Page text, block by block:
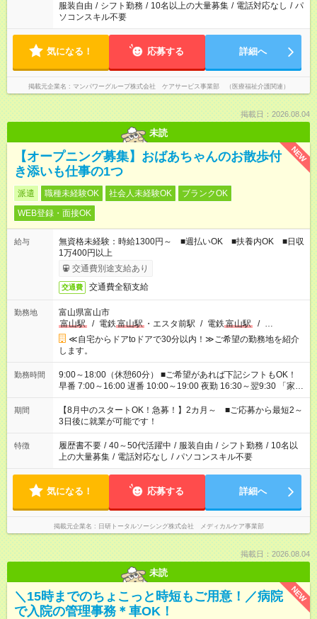
服装自由 / シフト勤務 / 10名以上の大量募集 / 電話対応なし / パ
ソコンスキル不要
気になる！ 応募する 詳細へ
掲載元企業名 マンパワーグループ株式会社 ケアサービス事業部 （医療福祉介護関連）
掲載日：2026.08.04
未読
NEW
【オープニング募集】おばあちゃんのお散歩付
き添いも仕事の1つ
派遣 職種未経験OK 社会人未経験OK
ブランクOK
WEB登録・面接OK
給与
無資格未経験：時給1300円～ ■週払いOK ■扶養内OK ■日収
1万400円以上
交通費別途支給あり
交通費 交通費全額支給
勤務地
富山県富山市
富山駅
/ 電鉄 富山駅 ・エスタ前駅 / 電鉄 富山駅 / …
≪自宅からドアtoドアで30分以内！≫ご希望の勤務地を紹介
します。
勤務時間
9:00～18:00（休憩60分） ■ご希望があれば下記シフトもOK！
早番 7:00～16:00 遅番 10:00～19:00 夜勤 16:30～翌9:30 「家族
と休みを合わせたい」 「余裕を持って夕飯の準備がしたい」
「できれば残業はしたくない」 など、ご希望を教えてください
ね。 ※Wワーク希望の方へ 今ご覧のお仕事で希望する勤務時間
と、もう1つのお仕事の勤務時間。 合計で週40時間を超える場
合は応募できません。
期間
【8月中のスタートOK！急募！】2カ月～ ■ご応募から最短2～
3日後に就業が可能です！
特徴 履歴書不要 / 40～50代活躍中 / 服装自由 / シフト勤務 / 10名以
上の大量募集 / 電話対応なし / パソコンスキル不要
気になる！ 応募する 詳細へ
掲載元企業名 日研トータルソーシング株式会社 メディカルケア事業部
掲載日：2026.08.04
未読
NEW
＼15時までのちょこっと時短もご用意！／病院
で入院の管理事務＊車OK！